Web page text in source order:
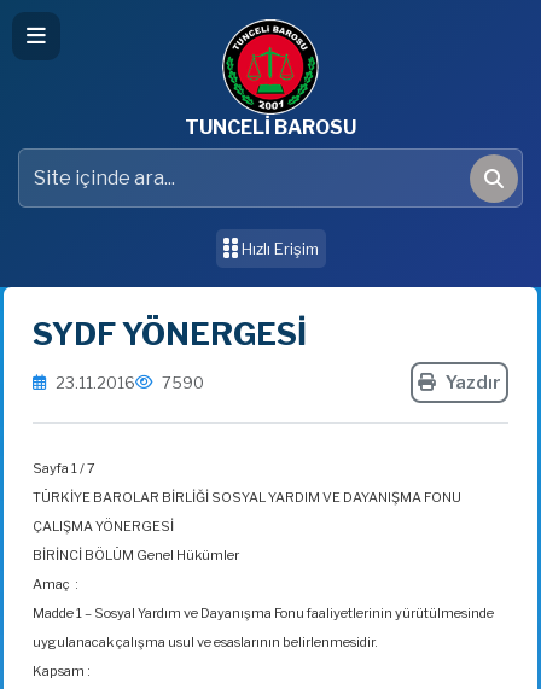
TUNCELİ BAROSU
Site içinde ara
Ara
Hızlı Erişim
SYDF YÖNERGESİ
23.11.2016 7590 Yazdır
Sayfa 1 / 7
TÜRKİYE BAROLAR BİRLİĞİ SOSYAL YARDIM VE DAYANIŞMA FONU
ÇALIŞMA YÖNERGESİ
BİRİNCİ BÖLÜM Genel Hükümler
Amaç :
Madde 1 – Sosyal Yardım ve Dayanışma Fonu faaliyetlerinin yürütülmesinde
uygulanacak çalışma usul ve esaslarının belirlenmesidir.
Kapsam :